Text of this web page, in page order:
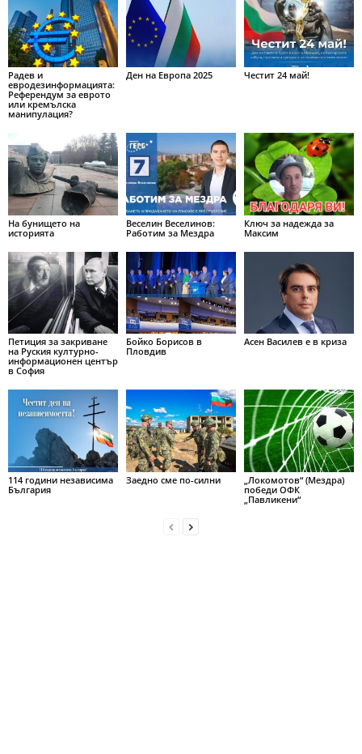
Радев и
евродезинформацията:
Референдум за еврото
или кремълска
манипулация?
Ден на Европа 2025 Честит 24 май!
На бунището на
историята
Веселин Веселинов:
Работим за Мездра
Ключ за надежда за
Максим
Петиция за закриване
на Руския културно-
информационен център
в София
Бойко Борисов в
Пловдив
Асен Василев е в криза
114 години независима
България
Заедно сме по-силни
„Локомотов“ (Мездра)
победи ОФК
„Павликени“